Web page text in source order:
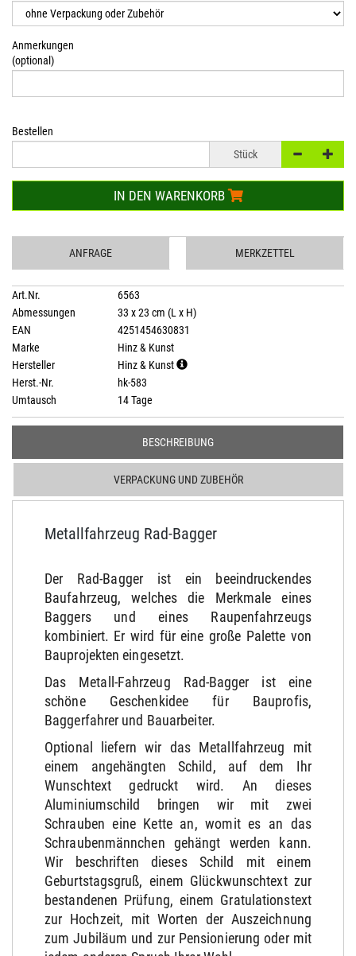
Anmerkungen
(optional)
Bestellen
Stück
IN DEN WARENKORB
ANFRAGE MERKZETTEL
Art.Nr.
6563
Abmessungen
33 x 23 cm (L x H)
EAN
4251454630831
Marke
Hinz & Kunst
Hersteller
Hinz & Kunst
Herst.-Nr.
hk-583
Umtausch
14 Tage
BESCHREIBUNG
VERPACKUNG UND ZUBEHÖR
Metallfahrzeug Rad-Bagger
Der Rad-Bagger ist ein beeindruckendes
Baufahrzeug, welches die Merkmale eines
Baggers und eines Raupenfahrzeugs
kombiniert. Er wird für eine große Palette von
Bauprojekten eingesetzt.
Das Metall-Fahrzeug Rad-Bagger ist eine
schöne Geschenkidee für Bauprofis,
Baggerfahrer und Bauarbeiter.
Optional liefern wir das Metallfahrzeug mit
einem angehängten Schild, auf dem Ihr
Wunschtext gedruckt wird. An dieses
Aluminiumschild bringen wir mit zwei
Schrauben eine Kette an, womit es an das
Schraubenmännchen gehängt werden kann.
Wir beschriften dieses Schild mit einem
Geburtstagsgruß, einem Glückwunschtext zur
bestandenen Prüfung, einem Gratulationstext
zur Hochzeit, mit Worten der Auszeichnung
zum Jubiläum und zur Pensionierung oder mit